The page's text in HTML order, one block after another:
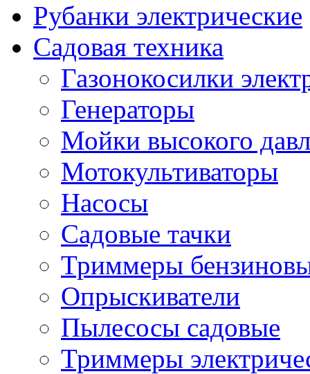
Рубанки электрические
Садовая техника
Газонокосилки
Генераторы
Мойки высокого
Мотокультиваторы
Насосы
Садовые тачки
Триммеры
Опрыскиватели
Пылесосы садовые
Триммеры